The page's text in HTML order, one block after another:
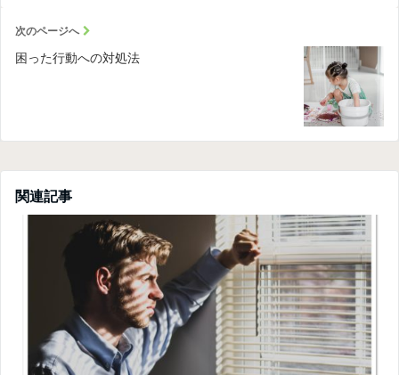
次のページへ
困った行動への対処法
関連記事